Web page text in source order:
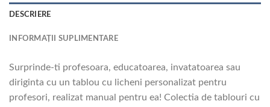
DESCRIERE
INFORMAȚII SUPLIMENTARE
Surprinde-ti profesoara, educatoarea, invatatoarea sau
diriginta cu un tablou cu licheni personalizat pentru
profesori, realizat manual pentru ea! Colectia de tablouri cu